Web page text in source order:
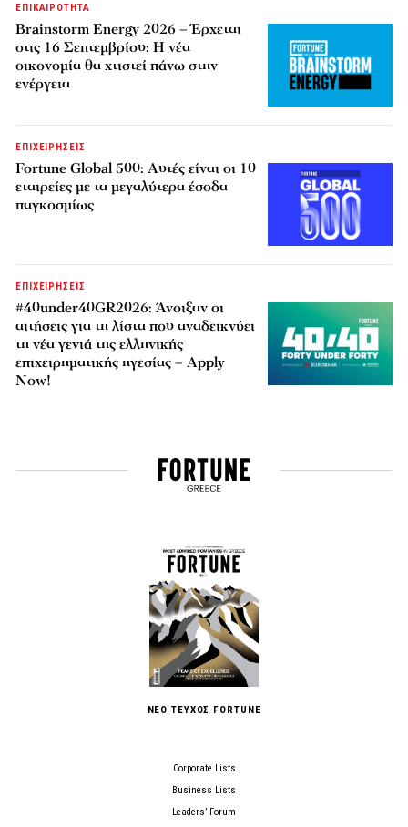
ΕΠΙΚΑΙΡΟΤΗΤΑ
Brainstorm Energy 2026 – Έρχεται
στις 16 Σεπτεμβρίου: Η νέα
οικονομία θα χτιστεί πάνω στην
ενέργεια
ΕΠΙΧΕΙΡΗΣΕΙΣ
Fortune Global 500: Αυτές είναι οι 10
εταιρείες με τα μεγαλύτερα έσοδα
παγκοσμίως
ΕΠΙΧΕΙΡΗΣΕΙΣ
#40under40GR2026: Άνοιξαν οι
αιτήσεις για τη λίστα που αναδεικνύει
τη νέα γενιά της ελληνικής
επιχειρηματικής ηγεσίας – Apply
Now!
ΝΕΟ ΤΕΥΧΟΣ FORTUNE
Corporate Lists
Business Lists
Leaders’ Forum